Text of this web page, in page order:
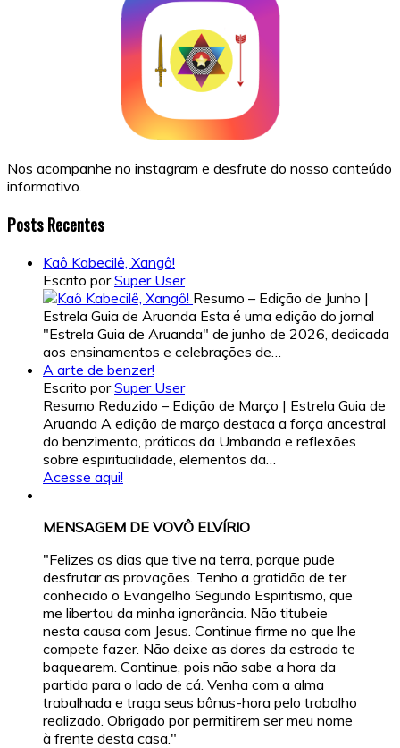
Nos acompanhe no instagram e desfrute do nosso conteúdo
informativo.
Posts Recentes
Kaô Kabecilê, Xangô!
Escrito porSuper User
Resumo – Edição de Junho |
Estrela Guia de Aruanda Esta é uma edição do jornal
"Estrela Guia de Aruanda" de junho de 2026, dedicada
aos ensinamentos e celebrações de…
A arte de benzer!
Escrito porSuper User
Resumo Reduzido – Edição de Março | Estrela Guia de
Aruanda A edição de março destaca a força ancestral
do benzimento, práticas da Umbanda e reflexões
sobre espiritualidade, elementos da…
Acesse aqui!
MENSAGEM DE VOVÔ ELVÍRIO
"Felizes os dias que tive na terra, porque pude
desfrutar as provações. Tenho a gratidão de ter
conhecido o Evangelho Segundo Espiritismo, que
me libertou da minha ignorância. Não titubeie
nesta causa com Jesus. Continue firme no que lhe
compete fazer. Não deixe as dores da estrada te
baquearem. Continue, pois não sabe a hora da
partida para o lado de cá. Venha com a alma
trabalhada e traga seus bônus-hora pelo trabalho
realizado. Obrigado por permitirem ser meu nome
à frente desta casa."